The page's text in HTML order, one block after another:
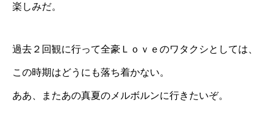
楽しみだ。
過去２回観に行って全豪Ｌｏｖｅのワタクシとしては、
この時期はどうにも落ち着かない。
ああ、またあの真夏のメルボルンに行きたいぞ。